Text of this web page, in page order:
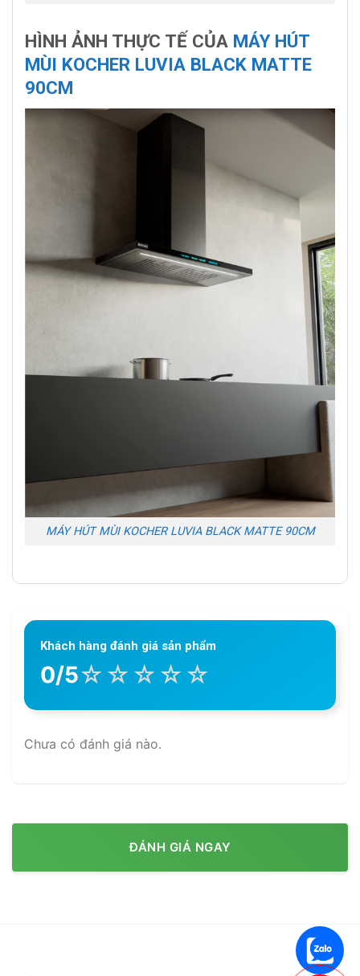
HÌNH ẢNH THỰC TẾ CỦA MÁY HÚT
MÙI KOCHER LUVIA BLACK MATTE
90CM
MÁY HÚT MÙI KOCHER LUVIA BLACK MATTE 90CM
Khách hàng đánh giá sản phẩm
0/5☆ ☆ ☆ ☆ ☆
Chưa có đánh giá nào.
ĐÁNH GIÁ NGAY